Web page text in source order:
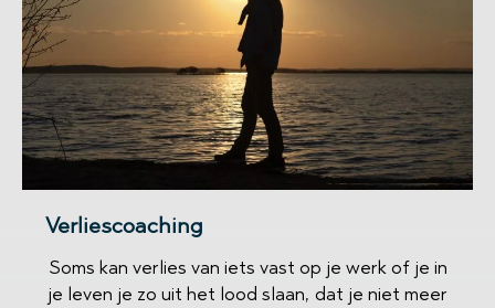
Verliescoaching
Soms kan verlies van iets vast op je werk of je in
je leven je zo uit het lood slaan, dat je niet meer